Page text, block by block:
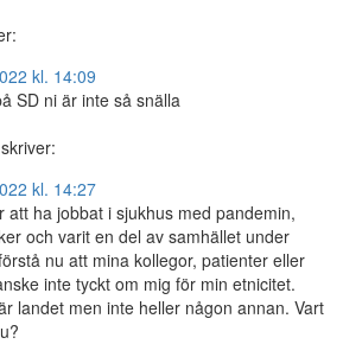
kl. 14:09
SD ni är inte så snälla
skriver:
kl. 14:27
att ha jobbat i sjukhus med pandemin,
och varit en del av samhället under
nu att mina kollegor, patienter eller
inte tyckt om mig för min etnicitet.
landet men inte heller någon annan. Vart